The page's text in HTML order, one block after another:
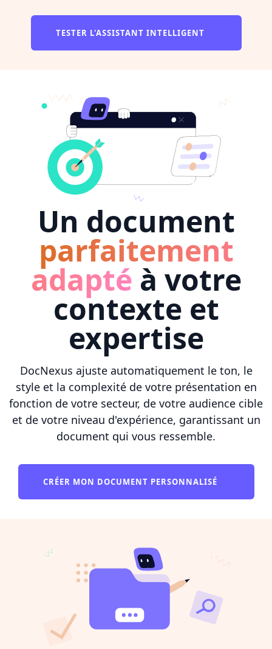
TESTER L'ASSISTANT INTELLIGENT
Un document
parfaitement
adapté à votre
contexte et
expertise
DocNexus ajuste automatiquement le ton, le
style et la complexité de votre présentation en
fonction de votre secteur, de votre audience cible
et de votre niveau d'expérience, garantissant un
document qui vous ressemble.
CRÉER MON DOCUMENT PERSONNALISÉ